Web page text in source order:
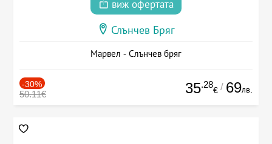
виж офертата
Слънчев Бряг
Марвел - Слънчев бряг
-30%
50.11€ 35.28
€ / 69лв.